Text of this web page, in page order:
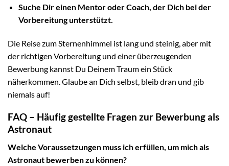
Suche Dir einen Mentor oder Coach, der Dich bei der
Vorbereitung unterstützt.
Die Reise zum Sternenhimmel ist lang und steinig, aber mit
der richtigen Vorbereitung und einer überzeugenden
Bewerbung kannst Du Deinem Traum ein Stück
näherkommen. Glaube an Dich selbst, bleib dran und gib
niemals auf!
FAQ – Häufig gestellte Fragen zur Bewerbung als
Astronaut
Welche Voraussetzungen muss ich erfüllen, um mich als
Astronaut bewerben zu können?